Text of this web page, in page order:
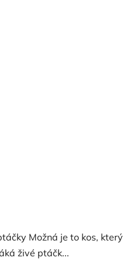
Možná je to kos, který
živé ptáčk...